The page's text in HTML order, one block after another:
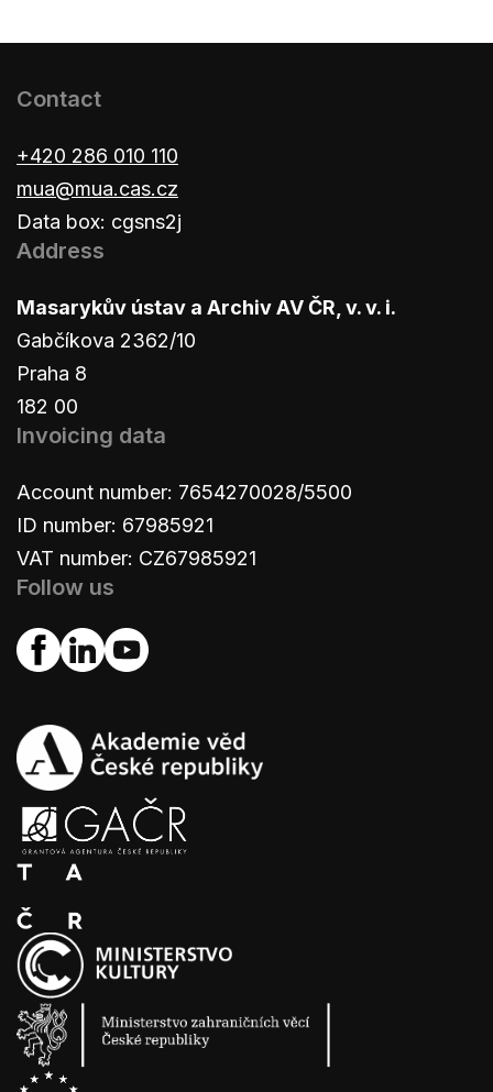
Contact
+420 286 010 110
mua@mua.cas.cz
Data box: cgsns2j
Address
Masarykův ústav a Archiv AV ČR, v. v. i.
Gabčíkova 2362/10
Praha 8
182 00
Invoicing data
Account number: 7654270028/5500
ID number: 67985921
VAT number: CZ67985921
Follow us